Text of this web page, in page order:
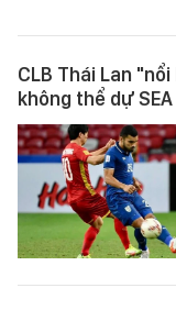
CLB Thái Lan
không thể dự